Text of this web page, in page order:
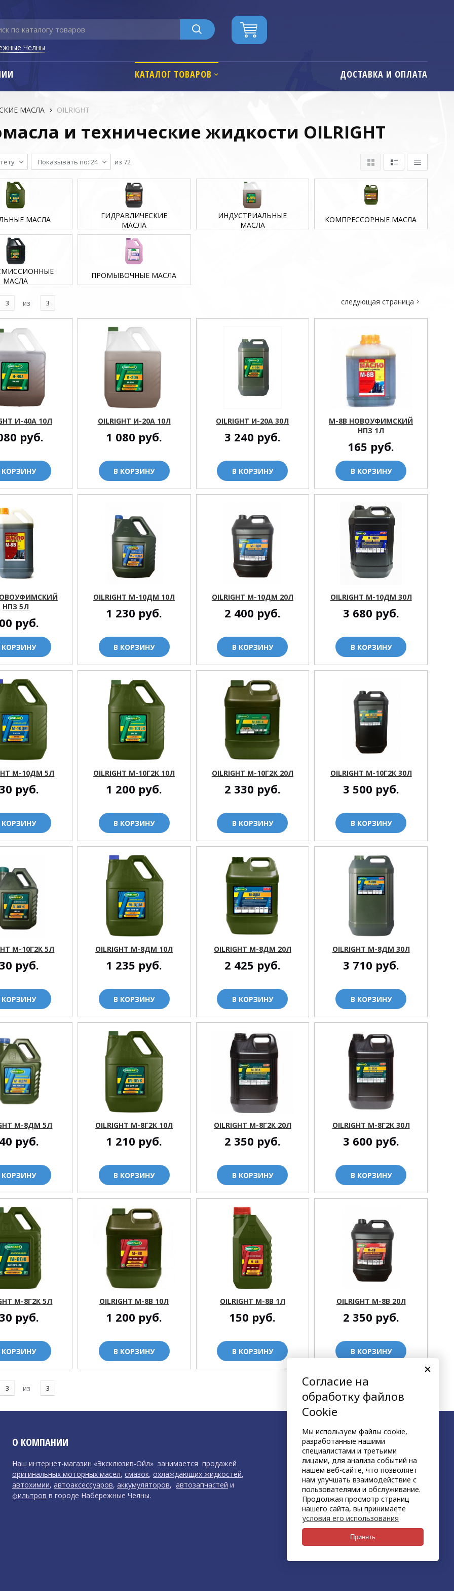
Челны
КАТАЛОГ ТОВАРОВ ДОСТАВКА И ОПЛАТА
МАСЛА OILRIGHT
и технические жидкости OILRIGHT
Показывать по: 24 из 72
МАСЛА
ГИДРАВЛИЧЕСКИЕ
МАСЛА
ИНДУСТРИАЛЬНЫЕ
МАСЛА
КОМПРЕССОРНЫЕ МАСЛА
МАСЛА
ПРОМЫВОЧНЫЕ МАСЛА
3 из 3 следующая страница
И-40А 10Л
руб.
КОРЗИНУ
OILRIGHT И-20А 10Л
1 080 руб.
В КОРЗИНУ
OILRIGHT И-20А 30Л
3 240 руб.
В КОРЗИНУ
M-8В НОВОУФИМСКИЙ
НПЗ 1Л
165 руб.
В КОРЗИНУ
НПЗ 5Л
руб.
КОРЗИНУ
OILRIGHT М-10ДМ 10Л
1 230 руб.
В КОРЗИНУ
OILRIGHT М-10ДМ 20Л
2 400 руб.
В КОРЗИНУ
OILRIGHT М-10ДМ 30Л
3 680 руб.
В КОРЗИНУ
М-10ДМ 5Л
руб.
КОРЗИНУ
OILRIGHT М-10Г2К 10Л
1 200 руб.
В КОРЗИНУ
OILRIGHT М-10Г2К 20Л
2 330 руб.
В КОРЗИНУ
OILRIGHT М-10Г2К 30Л
3 500 руб.
В КОРЗИНУ
М-10Г2К 5Л
руб.
КОРЗИНУ
OILRIGHT М-8ДМ 10Л
1 235 руб.
В КОРЗИНУ
OILRIGHT М-8ДМ 20Л
2 425 руб.
В КОРЗИНУ
OILRIGHT М-8ДМ 30Л
3 710 руб.
В КОРЗИНУ
М-8ДМ 5Л
руб.
КОРЗИНУ
OILRIGHT М-8Г2К 10Л
1 210 руб.
В КОРЗИНУ
OILRIGHT М-8Г2К 20Л
2 350 руб.
В КОРЗИНУ
OILRIGHT М-8Г2К 30Л
3 600 руб.
В КОРЗИНУ
М-8Г2К 5Л
руб.
КОРЗИНУ
OILRIGHT M-8В 10Л
1 200 руб.
В КОРЗИНУ
OILRIGHT M-8В 1Л
150 руб.
В КОРЗИНУ
OILRIGHT M-8В 20Л
2 350 руб.
В КОРЗИНУ
3 из 3 следующая страница
О КОМПАНИИ
Наш интернет-магазин «Эксклюзив-Ойл» занимается продажей
оригинальных моторных масел, смазок, охлаждающих жидкостей,
автохимии, автоаксессуаров, аккумуляторов, автозапчастей и
фильтров в городе Набережные Челны.
продвижение сайта
создан на платформеKORZILLA
Согласие на
обработку файлов
Cookie
Мы используем файлы cookie,
разработанные нашими
специалистами и третьими
лицами, для анализа событий на
нашем веб-сайте, что позволяет
нам улучшать взаимодействие с
пользователями и обслуживание.
Продолжая просмотр страниц
нашего сайта, вы принимаете
условия его использования
Принять